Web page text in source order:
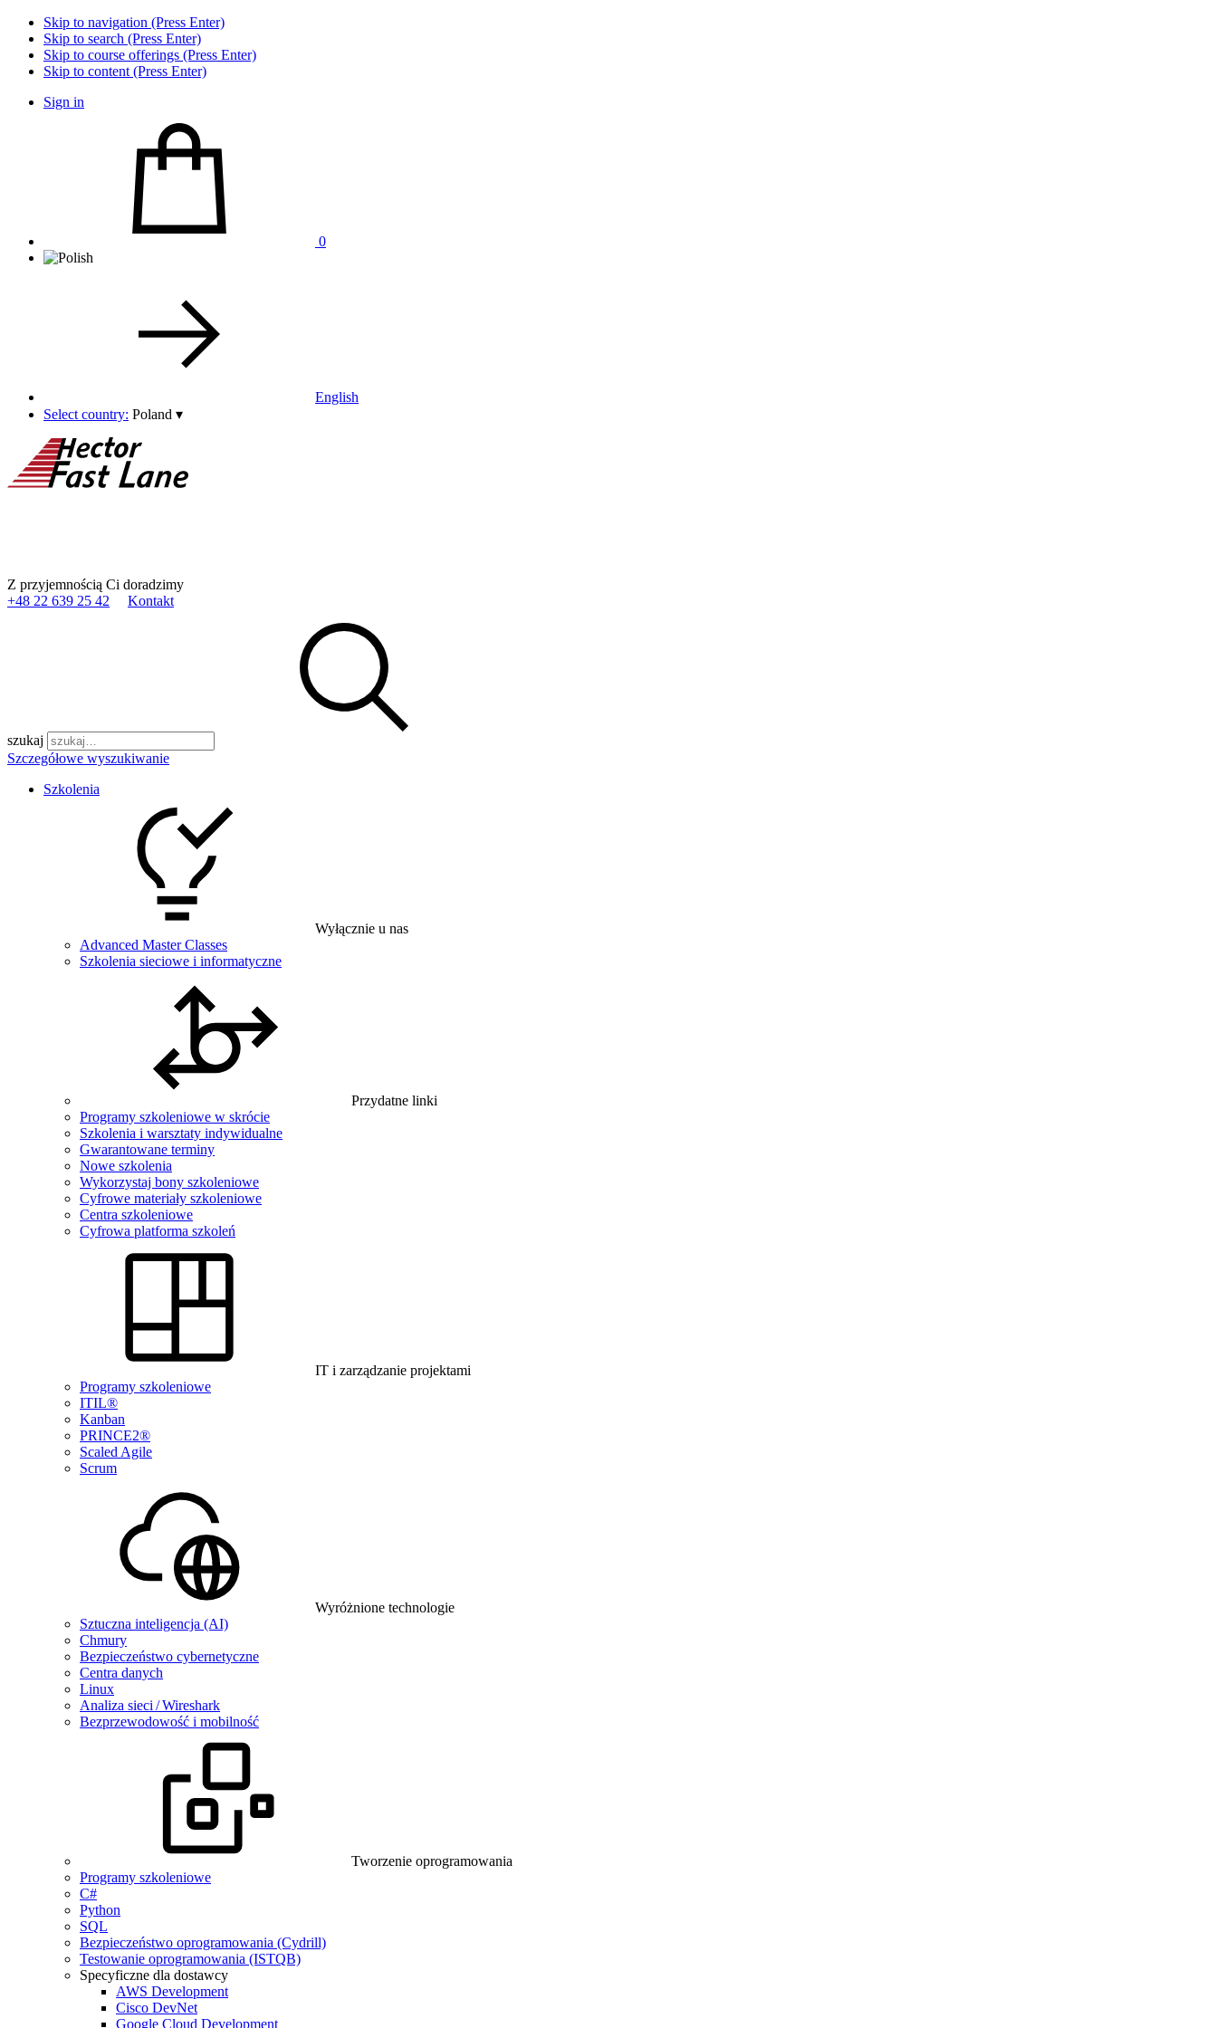
Skip to navigation (Press Enter)
Skip to search (Press Enter)
Skip to course offerings (Press Enter)
Skip to content (Press Enter)
Sign in
0
English
Select country: Poland ▾
Z przyjemnością Ci doradzimy
+48 22 639 25 42
Kontakt
szukaj
Szczegółowe wyszukiwanie
Szkolenia
Wyłącznie u nas
Advanced Master Classes
Szkolenia sieciowe i informatyczne
Przydatne linki
Programy szkoleniowe w skrócie
Szkolenia i warsztaty indywidualne
Gwarantowane terminy
Nowe szkolenia
Wykorzystaj bony szkoleniowe
Cyfrowe materiały szkoleniowe
Centra szkoleniowe
Cyfrowa platforma szkoleń
IT i zarządzanie projektami
Programy szkoleniowe
ITIL®
Kanban
PRINCE2®
Scaled Agile
Scrum
Wyróżnione technologie
Sztuczna inteligencja (AI)
Chmury
Bezpieczeństwo cybernetyczne
Centra danych
Linux
Analiza sieci / Wireshark
Bezprzewodowość i mobilność
Tworzenie oprogramowania
Programy szkoleniowe
C#
Python
SQL
Bezpieczeństwo oprogramowania (Cydrill)
Testowanie oprogramowania (ISTQB)
Specyficzne dla dostawcy
AWS Development
Cisco DevNet
Google Cloud Development